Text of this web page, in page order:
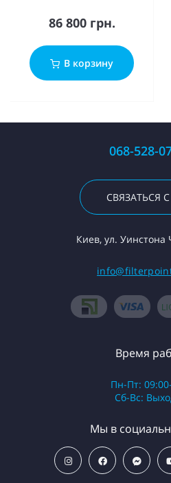
86 800 грн.
В корзину
068-528-
СВЯЗАТЬСЯ
Киев, ул. Уинстона
Время
Пн-Пт:
Сб-Вс:
Мы в